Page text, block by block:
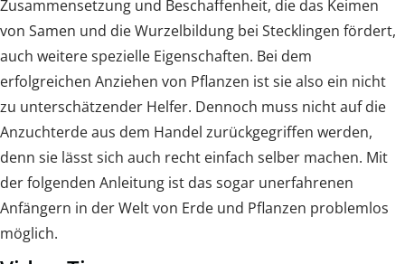
Zusammensetzung und Beschaffenheit, die das Keimen
von Samen und die Wurzelbildung bei Stecklingen fördert,
auch weitere spezielle Eigenschaften. Bei dem
erfolgreichen Anziehen von Pflanzen ist sie also ein nicht
zu unterschätzender Helfer. Dennoch muss nicht auf die
Anzuchterde aus dem Handel zurückgegriffen werden,
denn sie lässt sich auch recht einfach selber machen. Mit
der folgenden Anleitung ist das sogar unerfahrenen
Anfängern in der Welt von Erde und Pflanzen problemlos
möglich.